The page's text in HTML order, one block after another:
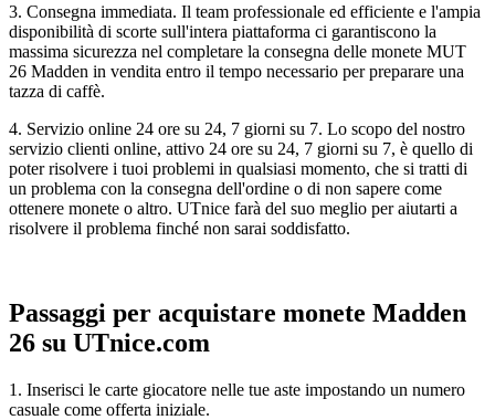
3. Consegna immediata. Il team professionale ed efficiente e l'ampia
disponibilità di scorte sull'intera piattaforma ci garantiscono la
massima sicurezza nel completare la consegna delle monete MUT
26 Madden in vendita entro il tempo necessario per preparare una
tazza di caffè.
4. Servizio online 24 ore su 24, 7 giorni su 7. Lo scopo del nostro
servizio clienti online, attivo 24 ore su 24, 7 giorni su 7, è quello di
poter risolvere i tuoi problemi in qualsiasi momento, che si tratti di
un problema con la consegna dell'ordine o di non sapere come
ottenere monete o altro. UTnice farà del suo meglio per aiutarti a
risolvere il problema finché non sarai soddisfatto.
Passaggi per acquistare monete Madden
26 su UTnice.com
1. Inserisci le carte giocatore nelle tue aste impostando un numero
casuale come offerta iniziale.